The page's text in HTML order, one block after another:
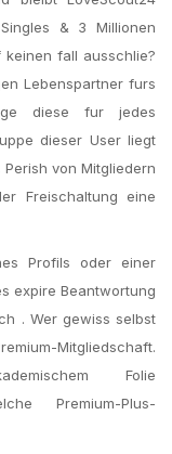
& 3 Millionen
keinen fall ausschlie?
Lebenspartner furs
diese fur jedes
dieser User liegt
von Mitgliedern
Freischaltung eine
Profils oder einer
expire Beantwortung
. Wer gewiss selbst
Mitgliedschaft.
Folie
Premium-Plus-